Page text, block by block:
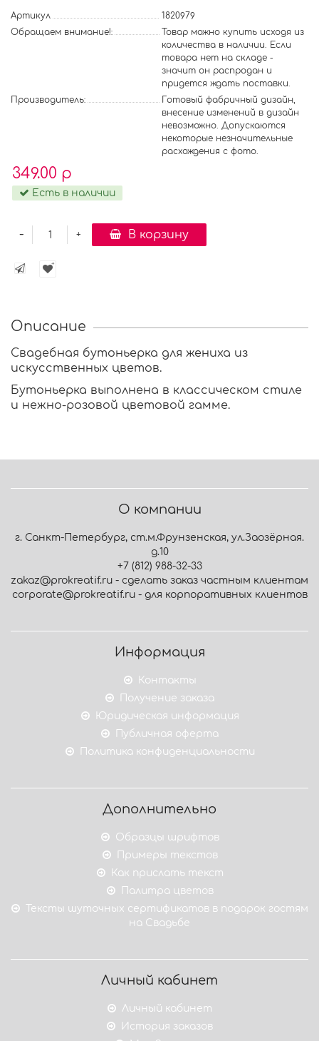
Артикул
1820979
Обращаем внимание!:
Товар можно купить исходя из
количества в наличии. Если
товара нет на складе -
значит он распродан и
придется ждать поставки.
Производитель:
Готовый фабричный дизайн,
внесение изменений в дизайн
невозможно. Допускаются
некоторые незначительные
расхождения с фото.
349.00 р
Есть в наличии
+
- В корзину
Описание
Свадебная бутоньерка для жениха из
искусственных цветов.
Бутоньерка выполнена в классическом стиле
и нежно-розовой цветовой гамме.
О компании
г. Санкт-Петербург, ст.м.Фрунзенская, ул.Заозёрная.
д.10
+7 (812) 988-32-33
zakaz@prokreatif.ru - сделать заказ частным клиентам
corporate@prokreatif.ru - для корпоративных клиентов
Информация
Контакты
Получение заказа
Юридическая информация
Публичная оферта
Политика конфиденциальности
Дополнительно
Образцы шрифтов
Примеры текстов
Как прислать текст
Палитра цветов
Тексты шуточных сертификатов в подарок гостям
на Свадьбе
Личный кабинет
Личный кабинет
История заказов